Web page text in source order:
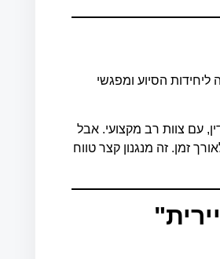
הסיוע ומפגשי
עם צוות רב מקצועי. אבל
זמן. זה מנגנון קצר טווח
"